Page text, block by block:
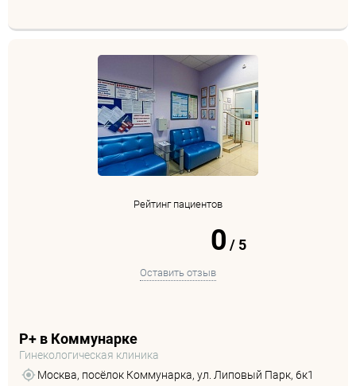
Рейтинг пациентов
0 / 5
Оставить отзыв
Р+ в Коммунарке
Гинекологическая клиника
Москва, посёлок Коммунарка, ул. Липовый Парк, 6к1